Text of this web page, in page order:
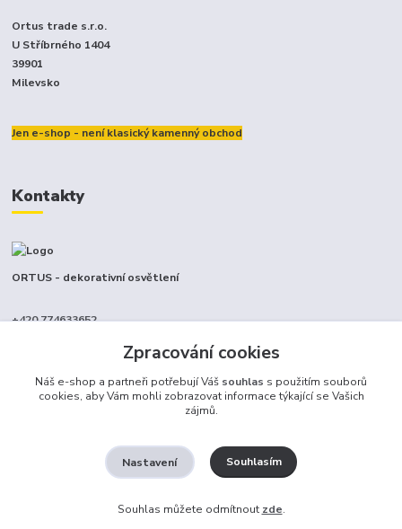
Ortus trade s.r.o.
U Stříbrného 1404
39901
Milevsko
Jen e-shop - není klasický kamenný obchod
Kontakty
ORTUS - dekorativní osvětlení
+420 774633652
Vytvořeno na
Eshop-rychle.cz
Zpracování cookies
Náš e-shop a partneři potřebují Váš souhlas s použitím souborů
cookies, aby Vám mohli zobrazovat informace týkající se Vašich
zájmů.
Nastavení Souhlasím
Souhlas můžete odmítnout zde.